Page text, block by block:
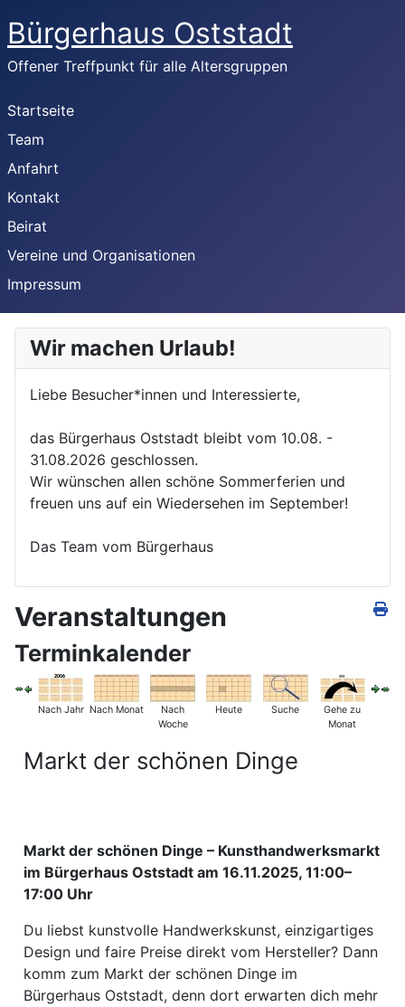
Bürgerhaus Oststadt
Offener Treffpunkt für alle Altersgruppen
Startseite
Team
Anfahrt
Kontakt
Beirat
Vereine und Organisationen
Impressum
Wir machen Urlaub!
Liebe Besucher*innen und Interessierte,
das Bürgerhaus Oststadt bleibt vom 10.08. -
31.08.2026 geschlossen.
Wir wünschen allen schöne Sommerferien und
freuen uns auf ein Wiedersehen im September!
Das Team vom Bürgerhaus
Veranstaltungen
Terminkalender
Nach Jahr Nach Monat
Nach
Woche
Heute Suche
Gehe zu
Monat
Markt der schönen Dinge
Markt der schönen Dinge – Kunsthandwerksmarkt
im Bürgerhaus Oststadt am 16.11.2025, 11:00–
17:00 Uhr
Du liebst kunstvolle Handwerkskunst, einzigartiges
Design und faire Preise direkt vom Hersteller? Dann
komm zum Markt der schönen Dinge im
Bürgerhaus Oststadt, denn dort erwarten dich mehr